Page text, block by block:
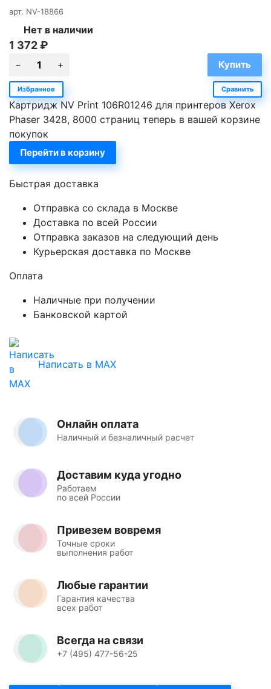
арт. NV-18866
Нет в наличии
1 372₽
Избранное Сравнить
Картридж NV Print 106R01246 для принтеров Xerox
Phaser 3428, 8000 страниц теперь в вашей корзине
покупок
Перейти в корзину
Быстрая доставка
Отправка со склада в Москве
Доставка по всей России
Отправка заказов на следующий день
Курьерская доставка по Москве
Оплата
Наличные при получении
Банковской картой
Написать в MAX
Онлайн оплата
Наличный и безналичный расчет
Доставим куда угодно
Работаем
по всей России
Привезем вовремя
Точные сроки
выполнения работ
Любые гарантии
Гарантия качества
всех работ
Всегда на связи
+7 (495) 477-56-25